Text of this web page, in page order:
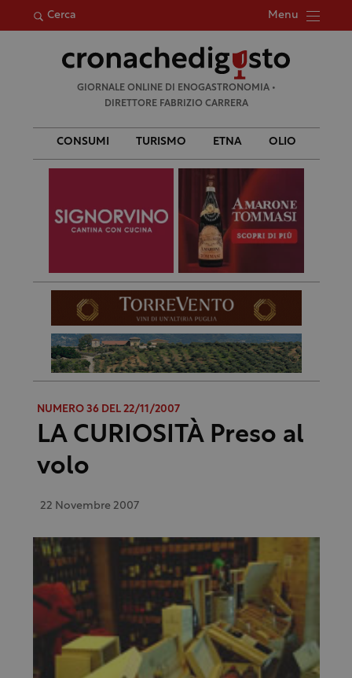
Cerca Menu
per:
GIORNALE ONLINE DI ENOGASTRONOMIA •
DIRETTORE FABRIZIO CARRERA
CONSUMI TURISMO ETNA OLIO
NUMERO 36 DEL 22/11/2007
LA CURIOSITÀ Preso al
volo
22 Novembre 2007